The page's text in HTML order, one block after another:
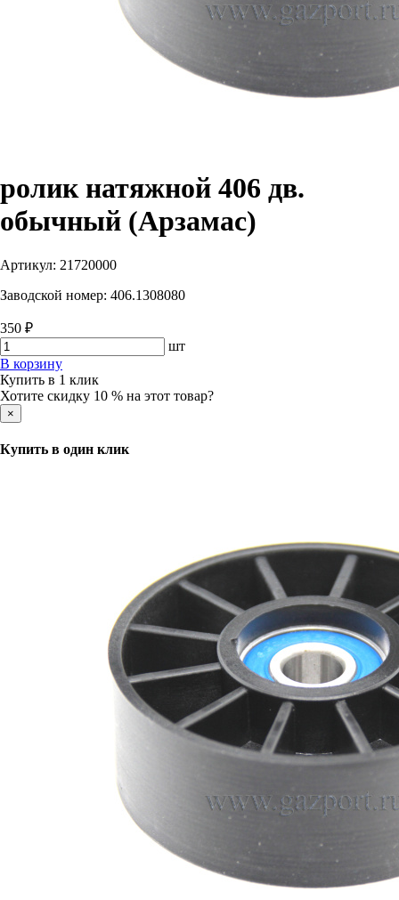
ролик натяжной 406 дв.
обычный (Арзамас)
Артикул: 21720000
Заводской номер: 406.1308080
350 ₽
шт
В корзину
Купить в 1 клик
Хотите скидку 10 % на этот товар?
×
Купить в один клик